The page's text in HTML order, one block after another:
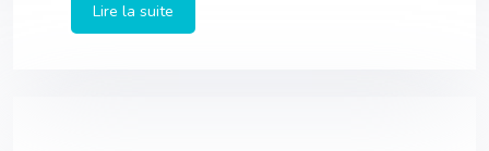
Lire la suite